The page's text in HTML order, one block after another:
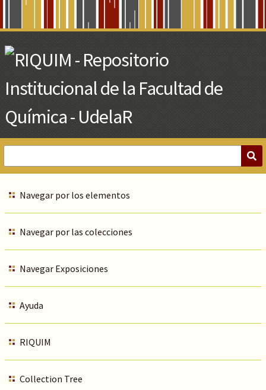
Main
Content
Navegar por los elementos
Navegar por las colecciones
Navegar Exposiciones
Ayuda
RIQUIM
Collection Tree